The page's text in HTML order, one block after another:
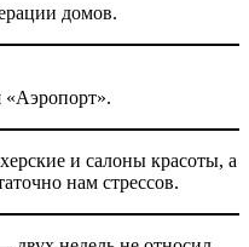
домов.
и салоны красоты, а
нам стрессов.